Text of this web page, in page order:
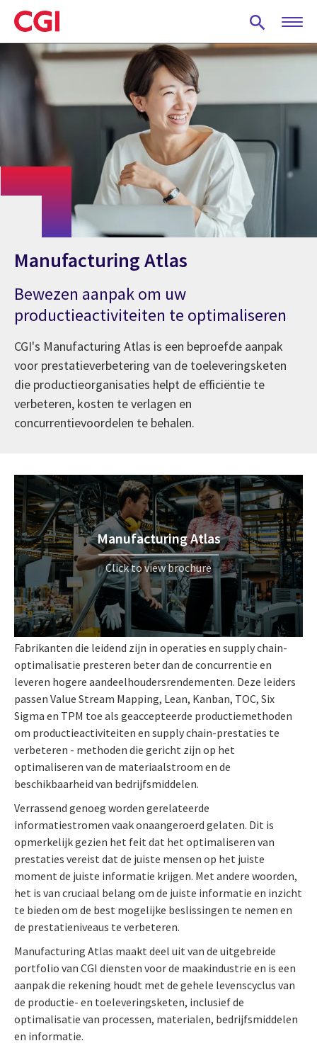
Skip
to
main
content
Manufacturing Atlas
Bewezen aanpak om uw
productieactiviteiten te optimaliseren
CGI's Manufacturing Atlas is een beproefde aanpak
voor prestatieverbetering van de toeleveringsketen
die productieorganisaties helpt de efficiëntie te
verbeteren, kosten te verlagen en
concurrentievoordelen te behalen.
Manufacturing Atlas
Click to view brochure
Fabrikanten die leidend zijn in operaties en supply chain-
optimalisatie presteren beter dan de concurrentie en
leveren hogere aandeelhoudersrendementen. Deze leiders
passen Value Stream Mapping, Lean, Kanban, TOC, Six
Sigma en TPM toe als geaccepteerde productiemethoden
om productieactiviteiten en supply chain-prestaties te
verbeteren - methoden die gericht zijn op het
optimaliseren van de materiaalstroom en de
beschikbaarheid van bedrijfsmiddelen.
Verrassend genoeg worden gerelateerde
informatiestromen vaak onaangeroerd gelaten. Dit is
opmerkelijk gezien het feit dat het optimaliseren van
prestaties vereist dat de juiste mensen op het juiste
moment de juiste informatie krijgen. Met andere woorden,
het is van cruciaal belang om de juiste informatie en inzicht
te bieden om de best mogelijke beslissingen te nemen en
de prestatieniveaus te verbeteren.
Manufacturing Atlas maakt deel uit van de uitgebreide
portfolio van CGI diensten voor de maakindustrie en is een
aanpak die rekening houdt met de gehele levenscyclus van
de productie- en toeleveringsketen, inclusief de
optimalisatie van processen, materialen, bedrijfsmiddelen
en informatie.